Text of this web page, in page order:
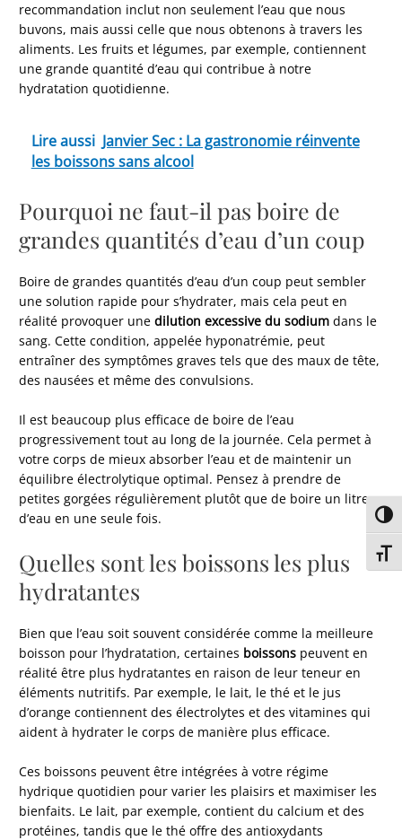
recommandation inclut non seulement l’eau que nous
buvons, mais aussi celle que nous obtenons à travers les
aliments. Les fruits et légumes, par exemple, contiennent
une grande quantité d’eau qui contribue à notre
hydratation quotidienne.
Lire aussi Janvier Sec : La gastronomie réinvente
les boissons sans alcool
Pourquoi ne faut-il pas boire de
grandes quantités d’eau d’un coup
Boire de grandes quantités d’eau d’un coup peut sembler
une solution rapide pour s’hydrater, mais cela peut en
réalité provoquer unedilution excessive du sodium dans le
sang. Cette condition, appelée hyponatrémie, peut
entraîner des symptômes graves tels que des maux de tête,
des nausées et même des convulsions.
Il est beaucoup plus efficace de boire de l’eau
progressivement tout au long de la journée. Cela permet à
votre corps de mieux absorber l’eau et de maintenir un
équilibre électrolytique optimal. Pensez à prendre de
petites gorgées régulièrement plutôt que de boire un litre
d’eau en une seule fois.
Quelles sont les boissons les plus
hydratantes
Bien que l’eau soit souvent considérée comme la meilleure
boisson pour l’hydratation, certaines boissons peuvent en
réalité être plus hydratantes en raison de leur teneur en
éléments nutritifs. Par exemple, le lait, le thé et le jus
d’orange contiennent des électrolytes et des vitamines qui
aident à hydrater le corps de manière plus efficace.
Ces boissons peuvent être intégrées à votre régime
hydrique quotidien pour varier les plaisirs et maximiser les
bienfaits. Le lait, par exemple, contient du calcium et des
protéines, tandis que le thé offre des antioxydants